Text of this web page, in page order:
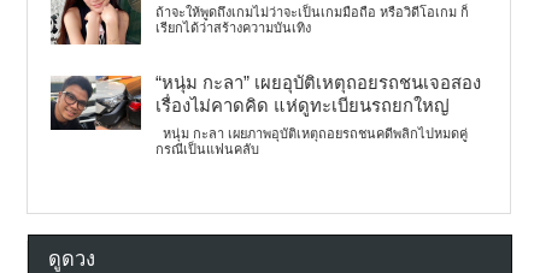
ถ้าจะให้พูดถึงเกมไม่ว่าจะเป็นเกมมือถือ หรือวิดีโอเกม ก็
เรียกได้ว่าสร้างความบันเทิง
“หนุ่ม กะลา” เผยอุบัติเหตุถอยรถชนเจอสอง
เรื่องไม่คาดคิด แห่ดูทะเบียนรถยกใหญ่
หนุ่ม กะลา เผยภาพอุบัติเหตุถอยรถชนคดีพลิกไปหมดคู่
กรณีเป็นแฟนคลับ
ดูดวง